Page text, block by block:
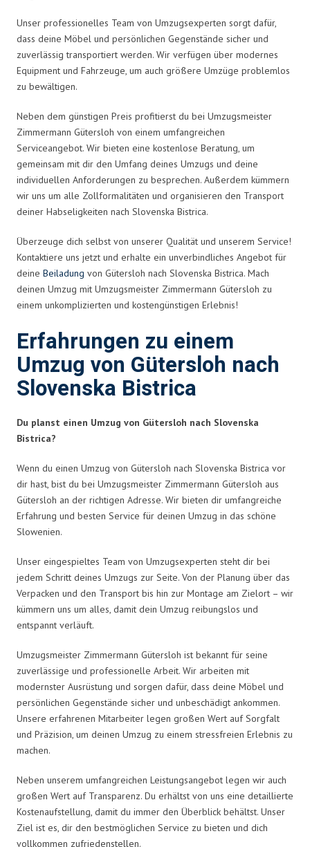
Unser professionelles Team von Umzugsexperten sorgt dafür,
dass deine Möbel und persönlichen Gegenstände sicher und
zuverlässig transportiert werden. Wir verfügen über modernes
Equipment und Fahrzeuge, um auch größere Umzüge problemlos
zu bewältigen.
Neben dem günstigen Preis profitierst du bei Umzugsmeister
Zimmermann Gütersloh von einem umfangreichen
Serviceangebot. Wir bieten eine kostenlose Beratung, um
gemeinsam mit dir den Umfang deines Umzugs und deine
individuellen Anforderungen zu besprechen. Außerdem kümmern
wir uns um alle Zollformalitäten und organisieren den Transport
deiner Habseligkeiten nach Slovenska Bistrica.
Überzeuge dich selbst von unserer Qualität und unserem Service!
Kontaktiere uns jetzt und erhalte ein unverbindliches Angebot für
deine Beiladung von Gütersloh nach Slovenska Bistrica. Mach
deinen Umzug mit Umzugsmeister Zimmermann Gütersloh zu
einem unkomplizierten und kostengünstigen Erlebnis!
Erfahrungen zu einem
Umzug von Gütersloh nach
Slovenska Bistrica
Du planst einen Umzug von Gütersloh nach Slovenska
Bistrica?
Wenn du einen Umzug von Gütersloh nach Slovenska Bistrica vor
dir hast, bist du bei Umzugsmeister Zimmermann Gütersloh aus
Gütersloh an der richtigen Adresse. Wir bieten dir umfangreiche
Erfahrung und besten Service für deinen Umzug in das schöne
Slowenien.
Unser eingespieltes Team von Umzugsexperten steht dir bei
jedem Schritt deines Umzugs zur Seite. Von der Planung über das
Verpacken und den Transport bis hin zur Montage am Zielort – wir
kümmern uns um alles, damit dein Umzug reibungslos und
entspannt verläuft.
Umzugsmeister Zimmermann Gütersloh ist bekannt für seine
zuverlässige und professionelle Arbeit. Wir arbeiten mit
modernster Ausrüstung und sorgen dafür, dass deine Möbel und
persönlichen Gegenstände sicher und unbeschädigt ankommen.
Unsere erfahrenen Mitarbeiter legen großen Wert auf Sorgfalt
und Präzision, um deinen Umzug zu einem stressfreien Erlebnis zu
machen.
Neben unserem umfangreichen Leistungsangebot legen wir auch
großen Wert auf Transparenz. Du erhältst von uns eine detaillierte
Kostenaufstellung, damit du immer den Überblick behältst. Unser
Ziel ist es, dir den bestmöglichen Service zu bieten und dich
vollkommen zufriedenstellen.